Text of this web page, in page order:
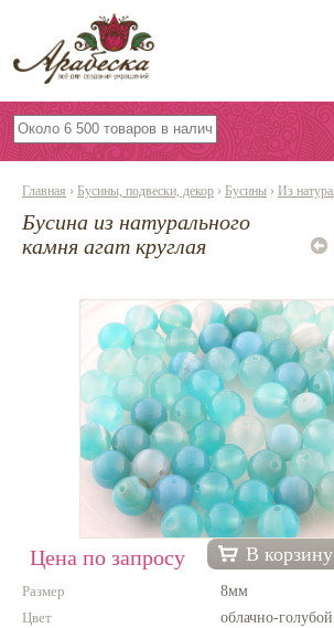
Бусины, подвески, декор
Бисер
Фурнитура
Инструменты и материалы
Эпоксидная смола
Шнуры, ленты, нитки
По темам и сезонам
Бисер TOHO
Нетемнеющая фурнитура
Всё для вышивки
Главная › Бусины, подвески, декор › Бусины › Из
Бусина из натурального
камня агат круглая
Цена по запросу В корзину
Размер
8мм
Цвет
облачно-голубой